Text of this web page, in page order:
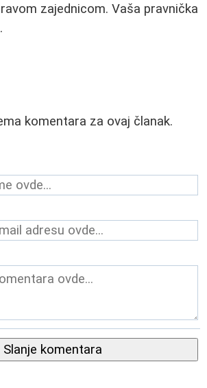
zajednicom. Vaša pravnička
komentara za ovaj članak.
Slanje komentara